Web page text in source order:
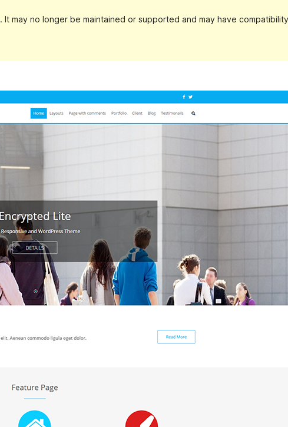
. It may no longer be maintained or supported and may have
Version
সর্বশেষ
সক্রিয়